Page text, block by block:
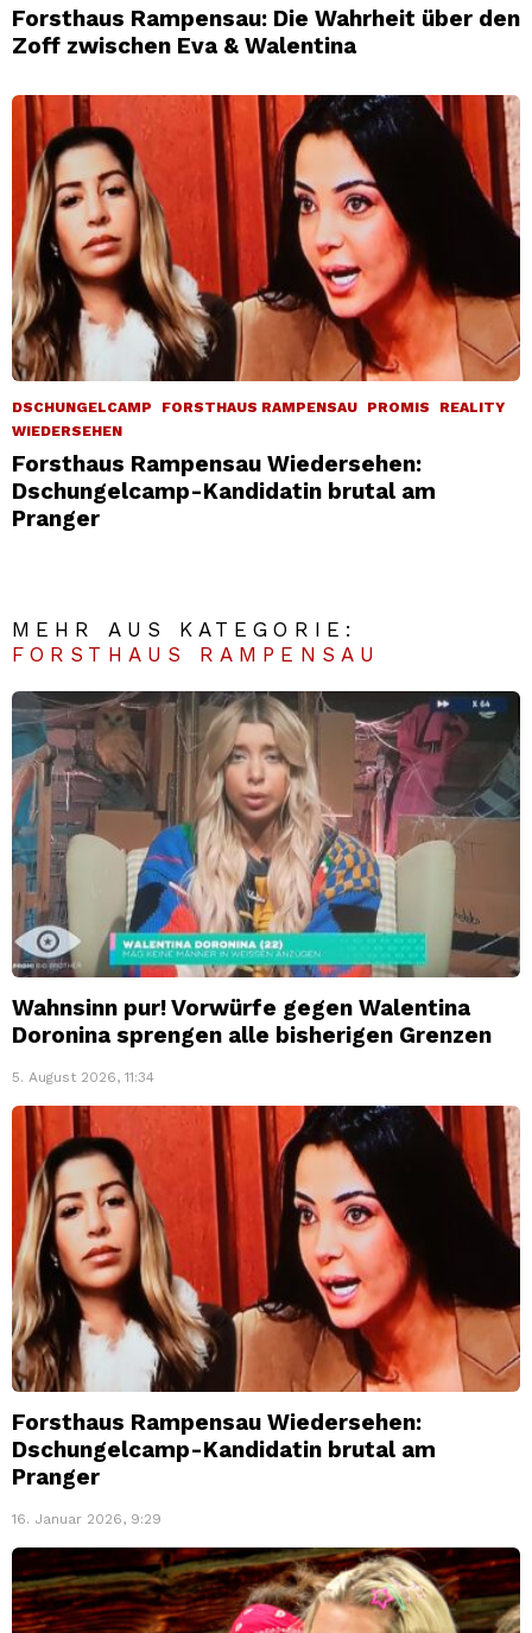
Forsthaus Rampensau: Die Wahrheit über den
Zoff zwischen Eva & Walentina
DSCHUNGELCAMP FORSTHAUS RAMPENSAU PROMIS
REALITY
WIEDERSEHEN
Forsthaus Rampensau Wiedersehen:
Dschungelcamp-Kandidatin brutal am
Pranger
MEHR AUS KATEGORIE:
FORSTHAUS RAMPENSAU
Wahnsinn pur! Vorwürfe gegen Walentina
Doronina sprengen alle bisherigen Grenzen
5. August 2026, 11:34
Forsthaus Rampensau Wiedersehen:
Dschungelcamp-Kandidatin brutal am
Pranger
16. Januar 2026, 9:29